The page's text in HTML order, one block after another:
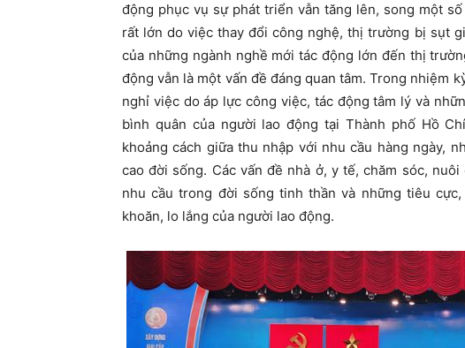
động phục vụ sự phát triển vẫn tăng lên, song một
rất lớn do việc thay đổi công nghệ, thị trường bị sụt
của những ngành nghề mới tác động lớn đến thị
động vẫn là một vấn đề đáng quan tâm. Trong nhiệm
nghỉ việc do áp lực công việc, tác động tâm lý và
bình quân của người lao động tại Thành phố Hồ
khoảng cách giữa thu nhập với nhu cầu hàng ngày,
cao đời sống. Các vấn đề nhà ở, y tế, chăm sóc,
nhu cầu trong đời sống tinh thần và những tiêu
khoăn, lo lắng của người lao động.